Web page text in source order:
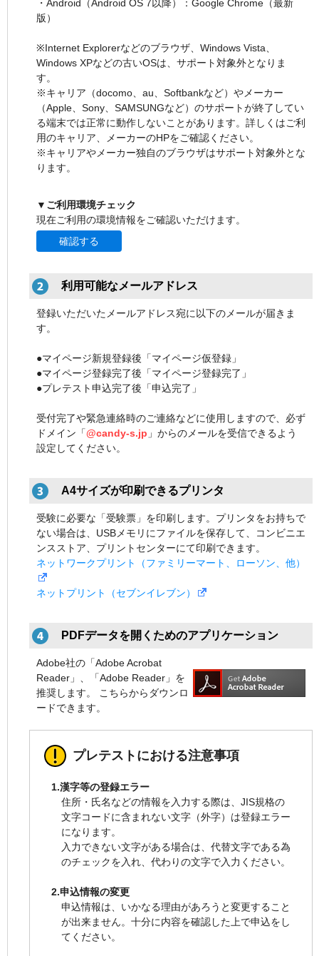
・Android（Android OS 7以降）：Google Chrome（最新
版）
※Internet Explorerなどのブラウザ、Windows Vista、
Windows XPなどの古いOSは、サポート対象外となりま
す。
※キャリア（docomo、au、Softbankなど）やメーカー
（Apple、Sony、SAMSUNGなど）のサポートが終了してい
る端末では正常に動作しないことがあります。詳しくはご利
用のキャリア、メーカーのHPをご確認ください。
※キャリアやメーカー独自のブラウザはサポート対象外とな
ります。
▼ご利用環境チェック
現在ご利用の環境情報をご確認いただけます。
確認する
利用可能なメールアドレス
登録いただいたメールアドレス宛に以下のメールが届きま
す。
●マイページ新規登録後「マイページ仮登録」
●マイページ登録完了後「マイページ登録完了」
●プレテスト申込完了後「申込完了」
受付完了や緊急連絡時のご連絡などに使用しますので、必ず
ドメイン「@candy-s.jp 」からのメールを受信できるよう
設定してください。
A4サイズが印刷できるプリンタ
受験に必要な「受験票」を印刷します。プリンタをお持ちで
ない場合は、USBメモリにファイルを保存して、コンビニエ
ンスストア、プリントセンターにて印刷できます。
ネットワークプリント（ファミリーマート、ローソン、他）
ネットプリント（セブンイレブン）
PDFデータを開くためのアプリケーション
Adobe社の「Adobe Acrobat
Reader」、「Adobe Reader」を
推奨します。 こちらからダウンロ
ードできます。
プレテストにおける注意事項
1.漢字等の登録エラー
住所・氏名などの情報を入力する際は、JIS規格の
文字コードに含まれない文字（外字）は登録エラー
になります。
入力できない文字がある場合は、代替文字である為
のチェックを入れ、代わりの文字で入力ください。
2.申込情報の変更
申込情報は、いかなる理由があろうと変更すること
が出来ません。十分に内容を確認した上で申込をし
てください。